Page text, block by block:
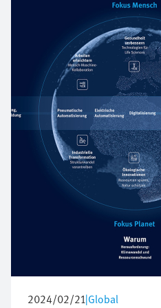
2024/02/21|Global